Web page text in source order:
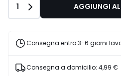
15%
sconto
applicato.
Quantità
1 AGGIUNGI AL
Consegna entro 3-6 giorni
Consegna a domicilio: 4,99 €